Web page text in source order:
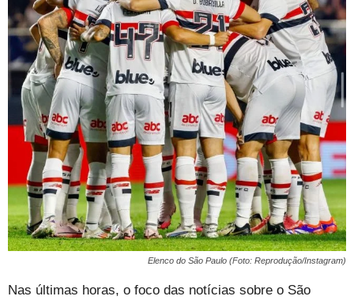
Elenco do São Paulo (Foto: Reprodução/Instagram)
Nas últimas horas, o foco das notícias sobre o São